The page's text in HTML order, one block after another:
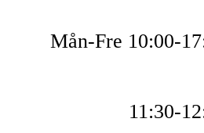
Mån-Fre 10:00-
11:30-